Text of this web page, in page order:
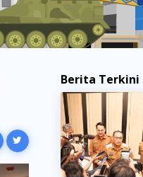
Berita Terkini